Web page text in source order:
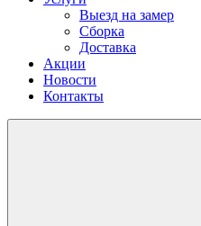
Выезд на замер
Сборка
Доставка
Акции
Новости
Контакты